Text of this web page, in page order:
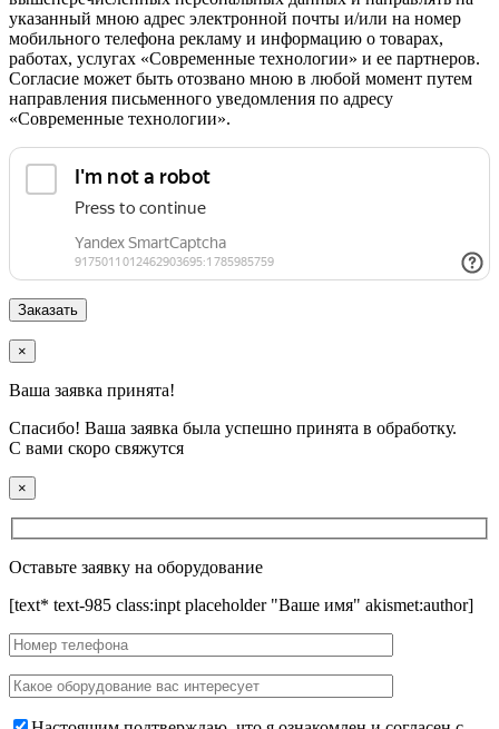
указанный мною адрес электронной почты и/или на номер
мобильного телефона рекламу и информацию о товарах,
работах, услугах «Современные технологии» и ее партнеров.
Согласие может быть отозвано мною в любой момент путем
направления письменного уведомления по адресу
«Современные технологии».
×
Ваша заявка принята!
Спасибо! Ваша заявка была успешно принята в обработку.
С вами скоро свяжутся
×
Оставьте заявку на оборудование
[text* text-985 class:inpt placeholder "Ваше имя" akismet:author]